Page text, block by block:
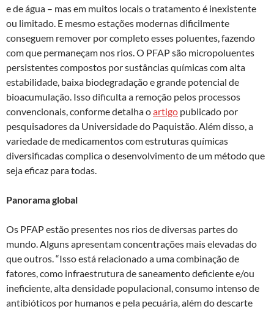
e de água – mas em muitos locais o tratamento é inexistente
ou limitado. E mesmo estações modernas dificilmente
conseguem remover por completo esses poluentes, fazendo
com que permaneçam nos rios. O PFAP são micropoluentes
persistentes compostos por sustâncias químicas com alta
estabilidade, baixa biodegradação e grande potencial de
bioacumulação. Isso dificulta a remoção pelos processos
convencionais, conforme detalha oartigo publicado por
pesquisadores da Universidade do Paquistão. Além disso, a
variedade de medicamentos com estruturas químicas
diversificadas complica o desenvolvimento de um método que
seja eficaz para todas.
Panorama global
Os PFAP estão presentes nos rios de diversas partes do
mundo. Alguns apresentam concentrações mais elevadas do
que outros. “Isso está relacionado a uma combinação de
fatores, como infraestrutura de saneamento deficiente e/ou
ineficiente, alta densidade populacional, consumo intenso de
antibióticos por humanos e pela pecuária, além do descarte